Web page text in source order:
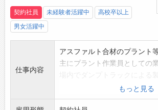
契約社員 未経験者活躍中
高校卒以上
男女活躍中
仕事内容
アスファルト合材のプラント
主にプラント作業員としての
機械の修理、メンテナンス
もっと見る